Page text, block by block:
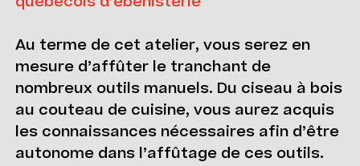
Au terme de cet atelier, vous serez en
mesure d’affûter le tranchant de
nombreux outils manuels. Du ciseau à bois
au couteau de cuisine, vous aurez acquis
les connaissances nécessaires afin d’être
autonome dans l’affûtage de ces outils.